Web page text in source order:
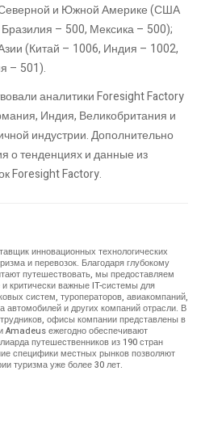
Северной и Южной Америке (США
– 500, Мексика – 500);
(Китай – 1006, Индия – 1002,
– 501).
аналитики Foresight Factory
Индия, Великобритания и
индустрии. Дополнительно
о тенденциях и данные из
Foresight Factory.
инновационных технологических
и перевозок. Благодаря глубокому
путешествовать, мы предоставляем
критически важные IT-системы для
систем, туроператоров, авиакомпаний,
автомобилей и других компаний отрасли. В
офисы компании представлены в
Amadeus ежегодно обеспечивают
путешественников из 190 стран
специфики местных рынков позволяют
туризма уже более 30 лет.